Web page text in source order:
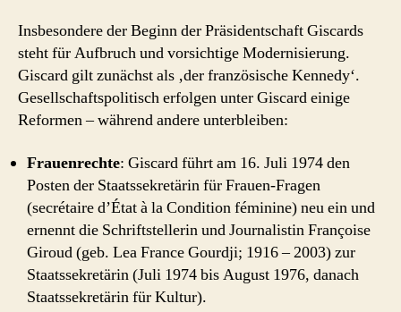
Insbesondere der Beginn der Präsidentschaft Giscards
steht für Aufbruch und vorsichtige Modernisierung.
Giscard gilt zunächst als ‚der französische Kennedy‘.
Gesellschaftspolitisch erfolgen unter Giscard einige
Reformen – während andere unterbleiben:
Frauenrechte: Giscard führt am 16. Juli 1974 den
Posten der Staatssekretärin für Frauen-Fragen
(secrétaire d’État à la Condition féminine) neu ein und
ernennt die Schriftstellerin und Journalistin Françoise
Giroud (geb. Lea France Gourdji; 1916 – 2003) zur
Staatssekretärin (Juli 1974 bis August 1976, danach
Staatssekretärin für Kultur).